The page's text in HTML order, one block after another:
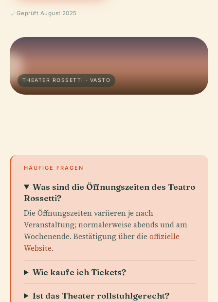
Geprüft August 2025
THEATER ROSSETTI · VASTO
HÄUFIGE FRAGEN
Was sind die Öffnungszeiten des Teatro
Rossetti?
Die Öffnungszeiten variieren je nach
Veranstaltung; normalerweise abends und am
Wochenende. Bestätigung über die offizielle
Website.
Wie kaufe ich Tickets?
Ist das Theater rollstuhlgerecht?